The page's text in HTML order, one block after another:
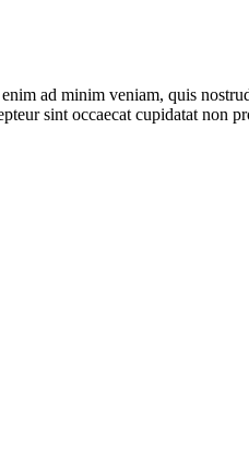
ad minim veniam, quis
sint occaecat cupidatat non